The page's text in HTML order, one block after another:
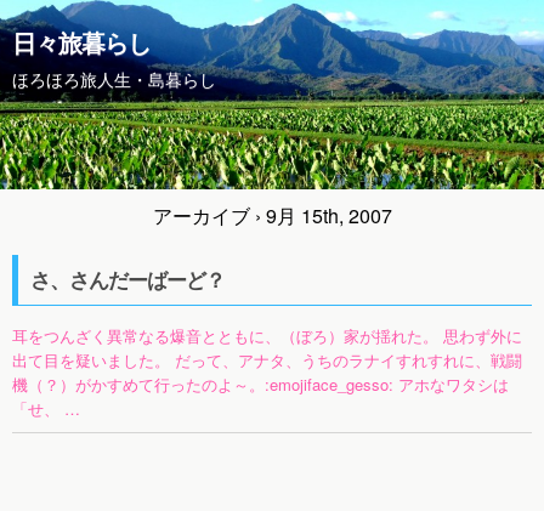
日々旅暮らし
ほろほろ旅人生・島暮らし
アーカイブ › 9月 15th, 2007
さ、さんだーばーど？
耳をつんざく異常なる爆音とともに、（ぼろ）家が揺れた。 思わず外に
出て目を疑いました。 だって、アナタ、うちのラナイすれすれに、戦闘
機（？）がかすめて行ったのよ～。:emojiface_gesso: アホなワタシは
「せ、 …